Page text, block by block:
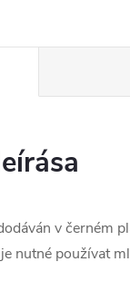
v černém
nutné používat